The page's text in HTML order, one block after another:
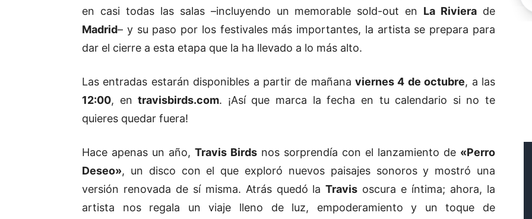
en casi todas las salas –incluyendo un memorable sold-out en La Riviera de
Madrid– y su paso por los festivales más importantes, la artista se prepara para
dar el cierre a esta etapa que la ha llevado a lo más alto.
Las entradas estarán disponibles a partir de mañanaviernes 4 de octubre, a las
12:00, entravisbirds.com. ¡Así que marca la fecha en tu calendario si no te
quieres quedar fuera!
Hace apenas un año, Travis Birds nos sorprendía con el lanzamiento de «Perro
Deseo», un disco con el que exploró nuevos paisajes sonoros y mostró una
versión renovada de sí misma. Atrás quedó laTravis oscura e íntima; ahora, la
artista nos regala un viaje lleno de luz, empoderamiento y un toque de